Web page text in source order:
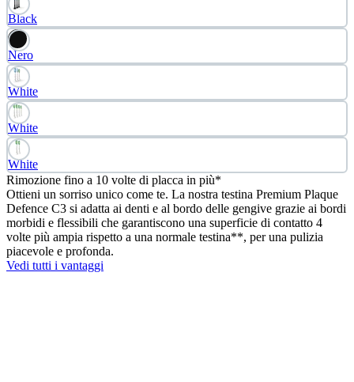
Black
Nero
White
White
White
Rimozione fino a 10 volte di placca in più*
Ottieni un sorriso unico come te. La nostra testina Premium Plaque
Defence C3 si adatta ai denti e al bordo delle gengive grazie ai bordi
morbidi e flessibili che garantiscono una superficie di contatto 4
volte più ampia rispetto a una normale testina**, per una pulizia
piacevole e profonda.
Vedi tutti i vantaggi